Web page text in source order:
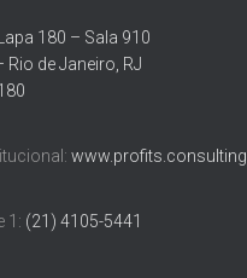
180 – Sala 910
Rio de Janeiro, RJ
www.profits.consulting
1: (21) 4105-5441